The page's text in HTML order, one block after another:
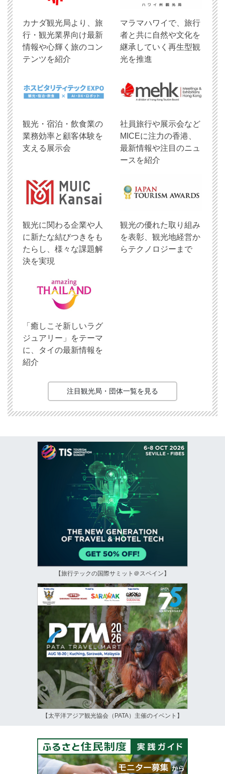
​カナダ観光局より、旅
行・観光業界向け最新
情報や心輝く旅のコン
テンツを紹介
マラマハワイで、旅行
者と共に自然や文化を
継承していく再生型観
光を推進
観光・宿泊・飲食業の
業務効率と顧客体験を
支える展示会
社員旅行や展示会など
MICEに注力の香港、
最新情報や注目のニュ
ースを紹介
観光に関わる企業や人
に新たな結びつきをも
たらし、様々な課題解
決を実現
観光の優れた取り組み
を表彰、観光地経営か
らテクノロジーまで
「癒しこそ新しいラグ
ジュアリー」をテーマ
に、タイの最新情報を
紹介
注目観光局・団体一覧を見る
【旅行テックの国際サミット＠スペイン】
【太平洋アジア観光協会（PATA）主催のイベント】